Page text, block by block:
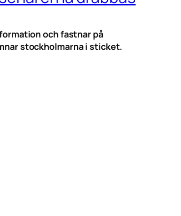
och fastnar på
stockholmarna i sticket.